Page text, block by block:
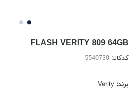
FLASH VERITY 809 64GB
کدکالا:
برند: Verity